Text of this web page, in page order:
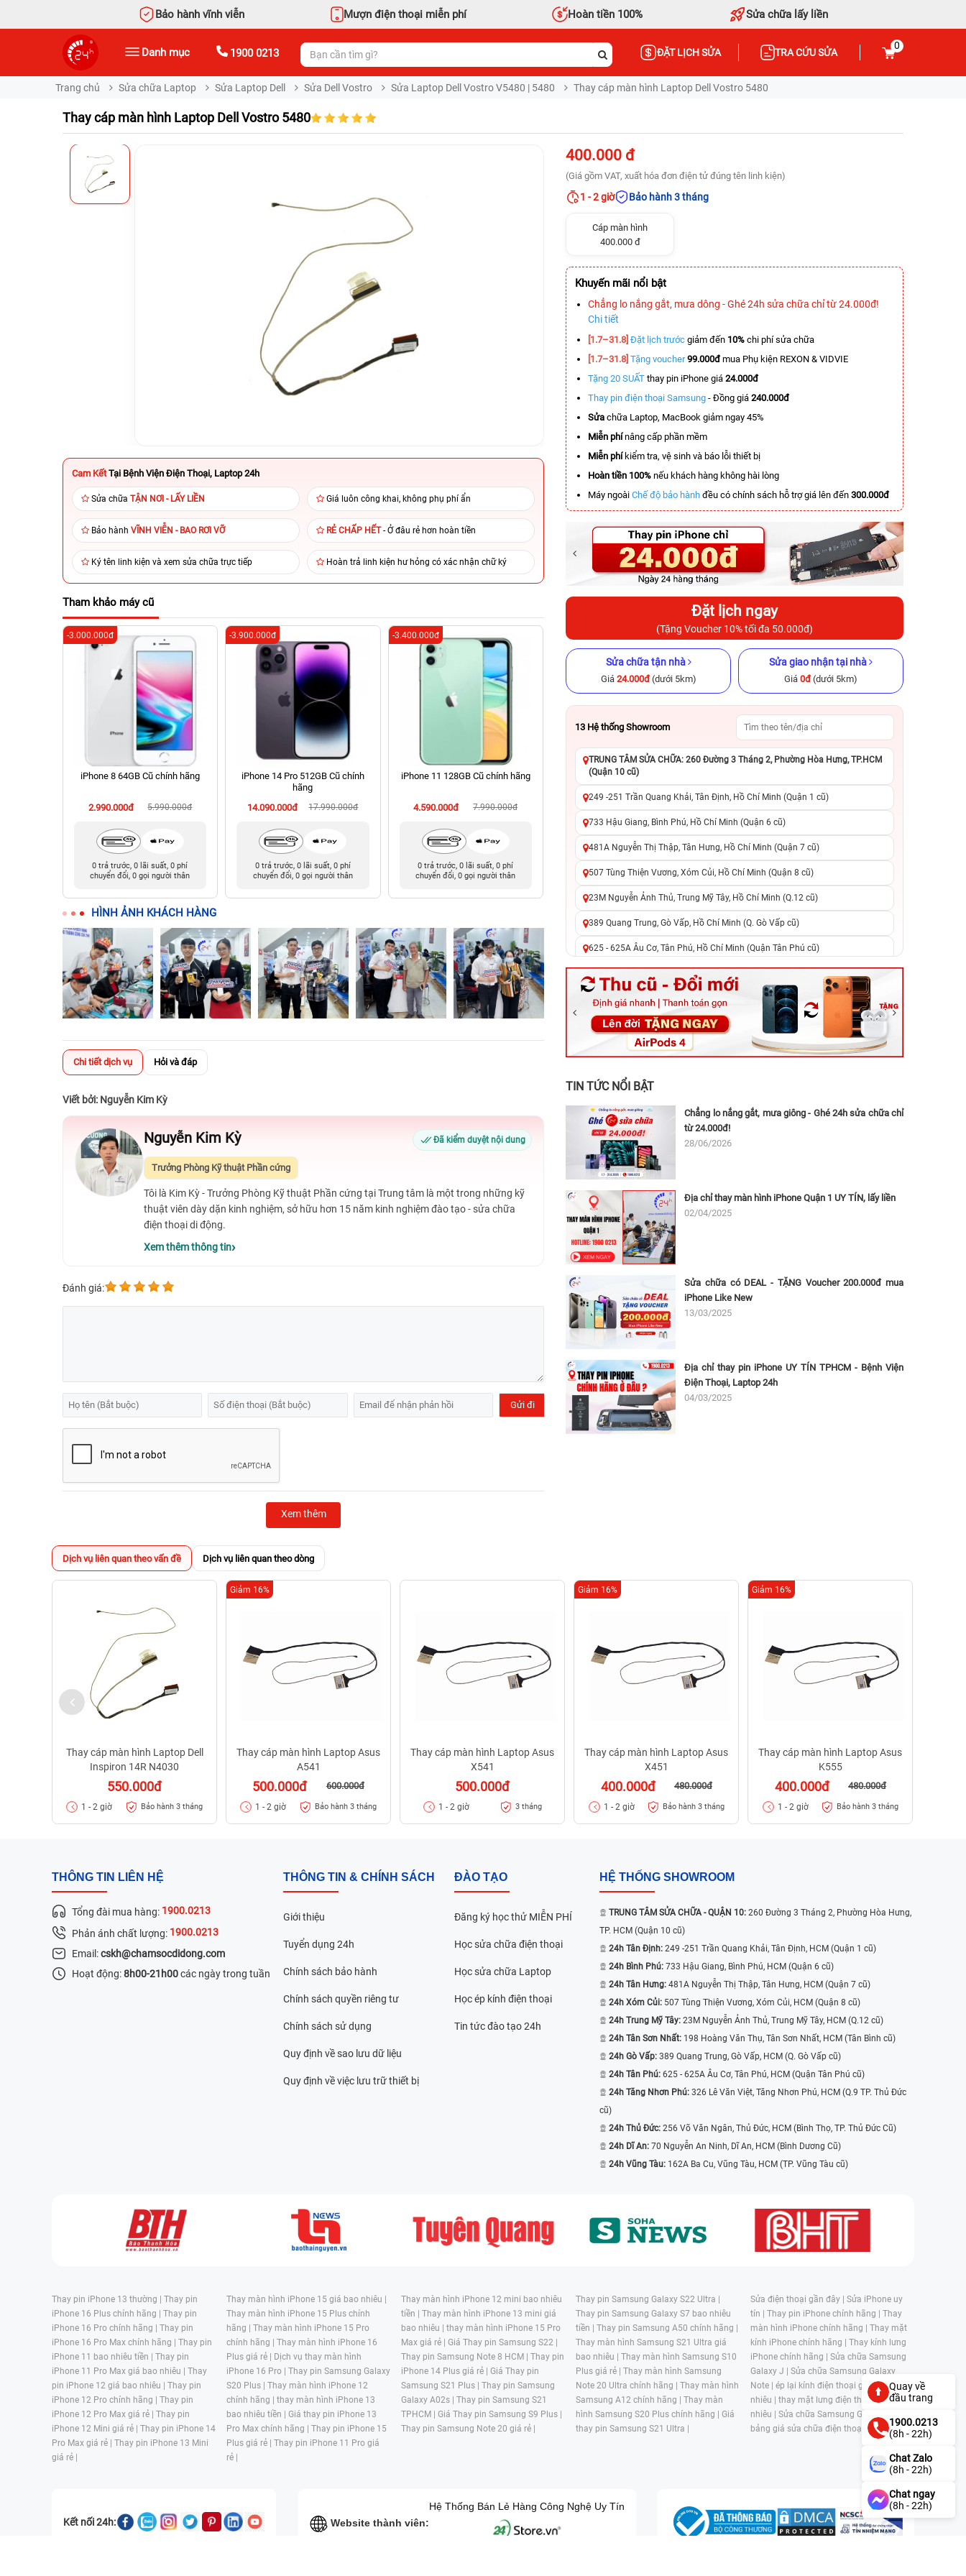
Bảo hành vĩnh viễn Mượn điện thoại miễn phí Hoàn tiền 100% Sửa chữa lấy liền
Danh mục 1900 0213 ĐẶT LỊCH SỬA TRA CỨU SỬA
0
Trang chủ Sửa chữa Laptop Sửa Laptop Dell Sửa Dell Vostro Sửa Laptop Dell Vostro V5480 | 5480 Thay cáp màn hình Laptop Dell Vostro 5480
Thay cáp màn hình Laptop Dell Vostro 5480
Cam Kết Tại Bệnh Viện Điện Thoại, Laptop 24h
Sửa chữa TẬN NƠI - LẤY LIỀN Giá luôn công khai, không phụ phí ẩn
Bảo hành VĨNH VIỄN - BAO RƠI VỠ RẺ CHẤP HẾT- Ở đâu rẻ hơn hoàn tiền
Ký tên linh kiện và xem sửa chữa trực tiếp Hoàn trả linh kiện hư hỏng có xác nhận chữ ký
Tham khảo máy cũ
iPhone 8 64GB Cũ chính hãng
2.990.000đ 5.990.000đ
-3.000.000đ
0 trả trước, 0 lãi suất, 0 phí
chuyển đổi, 0 gọi người thân
iPhone 14 Pro 512GB Cũ chính
hãng
14.090.000đ
17.990.000đ
-3.900.000đ
0 trả trước, 0 lãi suất, 0 phí
chuyển đổi, 0 gọi người thân
iPhone 11 128GB Cũ chính hãng
4.590.000đ 7.990.000đ
-3.400.000đ
0 trả trước, 0 lãi suất, 0 phí
chuyển đổi, 0 gọi người thân
iPhone 13 Pro Max 128GB Cũ
chính hãng
9.490.000đ
14.990.000đ
-5.500.000đ
chuyển đổi, 0 gọi người thân
hãng
6.990.000đ
9.990.000đ
-3.000.000đ
chuyển đổi, 0 gọi người thân
-4.400.000đ
HÌNH ẢNH KHÁCH HÀNG
Chi tiết dịch vụ Hỏi và đáp
Viết bởi: Nguyễn Kim Kỳ
Nguyễn Kim Kỳ Đã kiểm duyệt nội dung
Trưởng Phòng Kỹ thuật Phần cứng
Tôi là Kim Kỳ - Trưởng Phòng Kỹ thuật Phần cứng tại Trung tâm là một trong những kỹ
thuật viên dày dặn kinh nghiệm, sở hữu hơn 15 năm kinh nghiệm đào tạo - sửa chữa
điện thoại di động.
Xem thêm thông tin
Đánh giá:
Xem thêm
400.000 đ
(Giá gồm VAT, xuất hóa đơn điện tử đúng tên linh kiện)
1 - 2 giờ Bảo hành 3 tháng
Cáp màn hình
400.000 đ
Khuyến mãi nổi bật
Chẳng lo nắng gắt, mưa dông - Ghé 24h sửa chữa chỉ từ 24.000đ!
Chi tiết
[1.7–31.8] Đặt lịch trước giảm đến 10% chi phí sửa chữa
[1.7–31.8] Tặng voucher 99.000đmua Phụ kiện REXON & VIDVIE
Tặng 20 SUẤT thay pin iPhone giá 24.000đ
Thay pin điện thoại Samsung - Đồng giá 240.000đ
Sửa chữa Laptop, MacBook giảm ngay 45%
Miễn phínâng cấp phần mềm
Miễn phíkiểm tra, vệ sinh và báo lỗi thiết bị
Hoàn tiền 100% nếu khách hàng không hài lòng
Máy ngoài Chế độ bảo hành đều có chính sách hỗ trợ giá lên đến 300.000đ
Đặt lịch ngay
(Tặng Voucher 10% tối đa 50.000đ)
Sửa chữa tận nhà
Giá 24.000đ(dưới 5km)
Sửa giao nhận tại nhà
Giá 0đ(dưới 5km)
13 Hệ thống Showroom
TRUNG TÂM SỬA CHỮA: 260 Đường 3 Tháng 2, Phường Hòa Hưng, TP.HCM
(Quận 10 cũ)
249 -251 Trần Quang Khải, Tân Định, Hồ Chí Minh (Quận 1 cũ)
733 Hậu Giang, Bình Phú, Hồ Chí Minh (Quận 6 cũ)
481A Nguyễn Thị Thập, Tân Hưng, Hồ Chí Minh (Quận 7 cũ)
507 Tùng Thiện Vương, Xóm Củi, Hồ Chí Minh (Quận 8 cũ)
23M Nguyễn Ảnh Thủ, Trung Mỹ Tây, Hồ Chí Minh (Q.12 cũ)
389 Quang Trung, Gò Vấp, Hồ Chí Minh (Q. Gò Vấp cũ)
625 - 625A Âu Cơ, Tân Phú, Hồ Chí Minh (Quận Tân Phú cũ)
326 Lê Văn Việt, Tăng Nhơn Phú, Hồ Chí Minh (Q.9 TP. Thủ Đức cũ)
256 Võ Văn Ngân, Thủ Đức, Hồ Chí Minh (Bình Thọ, TP. Thủ Đức Cũ)
70 Nguyễn An Ninh, Dĩ An, Hồ Chí Minh (Bình Dương Cũ)
24h Vũng Tàu: 162A Ba Cu, Vũng Tàu, Hồ Chí Minh (TP. Vũng Tàu cũ)
TIN TỨC NỔI BẬT
Chẳng lo nắng gắt, mưa giông - Ghé 24h sửa chữa chỉ
từ 24.000đ!
28/06/2026
Địa chỉ thay màn hình iPhone Quận 1 UY TÍN, lấy liền
02/04/2025
Sửa chữa có DEAL - TẶNG Voucher 200.000đ mua
iPhone Like New
13/03/2025
Địa chỉ thay pin iPhone UY TÍN TPHCM - Bệnh Viện
Điện Thoại, Laptop 24h
04/03/2025
Dịch vụ liên quan theo vấn đề Dịch vụ liên quan theo dòng
Thay cáp màn hình Laptop Dell
Inspiron 14R N4030
550.000đ
1 - 2 giờ Bảo hành 3 tháng
Thay cáp màn hình Laptop Asus
A541
500.000đ 600.000đ
Giảm 16%
1 - 2 giờ Bảo hành 3 tháng
Thay cáp màn hình Laptop Asus
X541
500.000đ
1 - 2 giờ 3 tháng
Thay cáp màn hình Laptop Asus
X451
400.000đ 480.000đ
Giảm 16%
1 - 2 giờ Bảo hành 3 tháng
Thay cáp màn hình Laptop Asus
K555
400.000đ 480.000đ
Giảm 16%
1 - 2 giờ Bảo hành 3 tháng
THÔNG TIN LIÊN HỆ
Tổng đài mua hàng: 1900.0213
Phản ánh chất lượng: 1900.0213
Email:cskh@chamsocdidong.com
Hoạt động:8h00-21h00các ngày trong tuần
THÔNG TIN & CHÍNH SÁCH
Giới thiệu
Tuyển dụng 24h
Chính sách bảo hành
Chính sách quyền riêng tư
Chính sách sử dụng
Quy định về sao lưu dữ liệu
Quy định về việc lưu trữ thiết bị
ĐÀO TẠO
Đăng ký học thử MIỄN PHÍ
Học sửa chữa điện thoại
Học sửa chữa Laptop
Học ép kính điện thoại
Tin tức đào tạo 24h
HỆ THỐNG SHOWROOM
TRUNG TÂM SỬA CHỮA - QUẬN 10: 260 Đường 3 Tháng 2, Phường Hòa Hưng,
TP. HCM (Quận 10 cũ)
24h Tân Định: 249 -251 Trần Quang Khải, Tân Định, HCM (Quận 1 cũ)
24h Bình Phú: 733 Hậu Giang, Bình Phú, HCM (Quận 6 cũ)
24h Tân Hưng: 481A Nguyễn Thị Thập, Tân Hưng, HCM (Quận 7 cũ)
24h Xóm Củi: 507 Tùng Thiện Vương, Xóm Củi, HCM (Quận 8 cũ)
24h Trung Mỹ Tây: 23M Nguyễn Ảnh Thủ, Trung Mỹ Tây, HCM (Q.12 cũ)
24h Tân Sơn Nhất: 198 Hoàng Văn Thụ, Tân Sơn Nhất, HCM (Tân Bình cũ)
24h Gò Vấp: 389 Quang Trung, Gò Vấp, HCM (Q. Gò Vấp cũ)
24h Tân Phú: 625 - 625A Âu Cơ, Tân Phú, HCM (Quận Tân Phú cũ)
24h Tăng Nhơn Phú: 326 Lê Văn Việt, Tăng Nhơn Phú, HCM (Q.9 TP. Thủ Đức
cũ)
24h Thủ Đức: 256 Võ Văn Ngân, Thủ Đức, HCM (Bình Thọ, TP. Thủ Đức Cũ)
24h Dĩ An: 70 Nguyễn An Ninh, Dĩ An, HCM (Bình Dương Cũ)
24h Vũng Tàu: 162A Ba Cu, Vũng Tàu, HCM (TP. Vũng Tàu cũ)
Thay pin iPhone 13 thường | Thay pin
iPhone 16 Plus chính hãng | Thay pin
iPhone 16 Pro chính hãng | Thay pin
iPhone 16 Pro Max chính hãng | Thay pin
iPhone 11 bao nhiêu tiền | Thay pin
iPhone 11 Pro Max giá bao nhiêu | Thay
pin iPhone 12 giá bao nhiêu | Thay pin
iPhone 12 Pro chính hãng | Thay pin
iPhone 12 Pro Max giá rẻ | Thay pin
iPhone 12 Mini giá rẻ | Thay pin iPhone 14
Pro Max giá rẻ | Thay pin iPhone 13 Mini
giá rẻ |
Thay màn hình iPhone 15 giá bao nhiêu |
Thay màn hình iPhone 15 Plus chính
hãng | Thay màn hình iPhone 15 Pro
chính hãng | Thay màn hình iPhone 16
Plus giá rẻ | Dịch vụ thay màn hình
iPhone 16 Pro | Thay pin Samsung Galaxy
S20 Plus | Thay màn hình iPhone 12
chính hãng | thay màn hình iPhone 13
bao nhiêu tiền | Giá thay pin iPhone 13
Pro Max chính hãng | Thay pin iPhone 15
Plus giá rẻ | Thay pin iPhone 11 Pro giá
rẻ |
Thay màn hình iPhone 12 mini bao nhiêu
tiền | Thay màn hình iPhone 13 mini giá
bao nhiêu | thay màn hình iPhone 15 Pro
Max giá rẻ | Giá Thay pin Samsung S22 |
Thay pin Samsung Note 8 HCM | Thay pin
iPhone 14 Plus giá rẻ | Giá Thay pin
Samsung S21 Plus | Thay pin Samsung
Galaxy A02s | Thay pin Samsung S21
TPHCM | Giá Thay pin Samsung S9 Plus |
Thay pin Samsung Note 20 giá rẻ |
Thay pin Samsung Galaxy S22 Ultra |
Thay pin Samsung Galaxy S7 bao nhiêu
tiền | Thay pin Samsung A50 chính hãng |
Thay màn hình Samsung S21 Ultra giá
bao nhiêu | Thay màn hình Samsung S10
Plus giá rẻ | Thay màn hình Samsung
Note 20 Ultra chính hãng | Thay màn hình
Samsung A12 chính hãng | Thay màn
hình Samsung S20 Plus chính hãng | Giá
thay pin Samsung S21 Ultra |
Sửa điện thoại gần đây | Sửa iPhone uy
tín | Thay pin iPhone chính hãng | Thay
màn hình iPhone chính hãng | Thay mặt
kính iPhone chính hãng | Thay kính lưng
iPhone chính hãng | Sửa chữa Samsung
Galaxy J | Sửa chữa Samsung Galaxy
Note | ép lại kính điện thoại giá bao
nhiêu | thay mặt lưng điện thoại giá bao
nhiêu | Sửa chữa Samsung Galaxy S |
bảng giá sửa chữa điện thoại samsung |
Kết nối 24h: Website thành viên:
Hệ Thống Bán Lẻ Hàng Công Nghệ Uy Tín
Quay về
đầu trang
1900.0213
(8h - 22h)
Chat Zalo
(8h - 22h)
Chat ngay
(8h - 22h)